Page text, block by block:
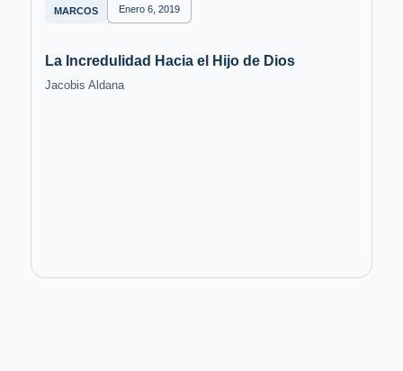
MARCOS Enero 6, 2019
La Incredulidad Hacia el Hijo de Dios
Jacobis Aldana